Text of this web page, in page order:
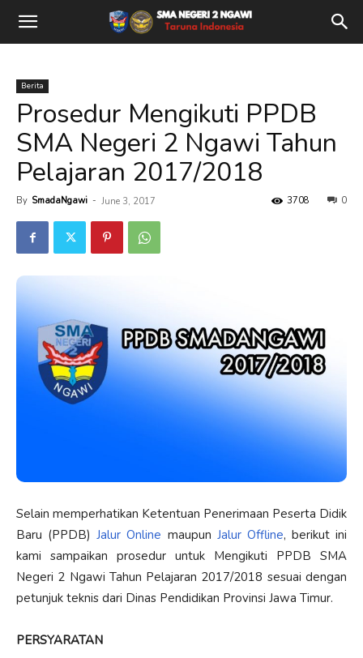
Berita
Prosedur Mengikuti PPDB
SMA Negeri 2 Ngawi Tahun
Pelajaran 2017/2018
By SmadaNgawi - June 3, 2017 0
3708
Selain memperhatikan Ketentuan Penerimaan Peserta Didik
Baru (PPDB)Jalur Online maupun Jalur Offline, berikut ini
kami sampaikan prosedur untuk Mengikuti PPDB SMA
Negeri 2 Ngawi Tahun Pelajaran 2017/2018 sesuai dengan
petunjuk teknis dari Dinas Pendidikan Provinsi Jawa Timur.
PERSYARATAN